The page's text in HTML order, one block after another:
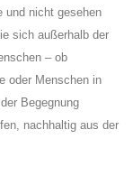
und nicht gesehen
sich außerhalb der
– ob
oder Menschen in
Begegnung
nachhaltig aus der